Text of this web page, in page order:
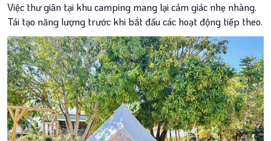
Việc thư giãn tại khu camping mang lại cảm giác nhẹ nhàng.
Tái tạo năng lượng trước khi bắt đầu các hoạt động tiếp theo.